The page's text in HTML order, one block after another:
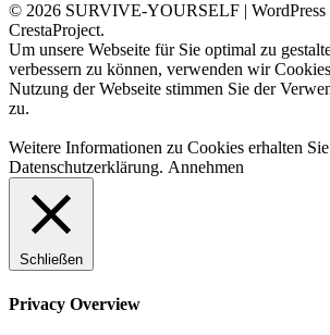
© 2026 SURVIVE-YOURSELF | WordPress
CrestaProject.
Facebook
Instagram
YouTube
Um unsere Webseite für Sie optimal zu
verbessern zu können, verwenden wir
Nutzung der Webseite stimmen Sie der
zu.
Weitere Informationen zu Cookies erhalten
Datenschutzerklärung. Annehmen
Schließen
Privacy Overview